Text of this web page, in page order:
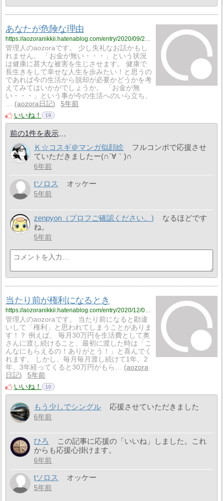
あなたが危険な理由
https://aozoranikkii.hatenablog.com/entry/2020/09/24/124344
管理人のaozoraです。 少し失礼なお話かもし
れません。 「お金が無い・・・」という状況
は健康に甚大な被害を生じさせます。 健康で
長生きをして幸せな人生を歩みたい！と思うの
であれば今の生活から脱却が必要かどうかを考
えてみてはいかがでしょうか。 「お金が無
い・・・」という事が今の生活へのいら立ち、
aozora日記
5年前
いいね！
19
前の1件を表示
Ｋ☆コスギ＠マンガ似顔絵
フルコンボで応援させ
ていただきましたー(∩´∀｀)∩
6年前
tソロス オッケー
5年前
zenpyon（プロフご確認ください。)
なるほどです
ね。
5年前
当たり前が権利になるとき
https://aozoranikkii.hatenablog.com/entry/2020/12/08/160228
管理人のaozoraです。 当たり前になると勘違
いして「権利」と思われてしまうことがありま
す！？ 例えば、 毎月30万円を生活費として奥
さんに渡し続けること、最初に渡した時は「こ
んなにもらえるの！ありがとう！」と喜んでく
れます。 しかし、毎月毎月渡し続けて1年、2
年、3年経ってくると30万円がもら…
aozora
日記
5年前
いいね！
10
もう少しでシングル 応援させていただきました
6年前
ひろ
この記事に応援の「いいね」しました。これ
からも応援心掛けます。
6年前
tソロス オッケー
5年前